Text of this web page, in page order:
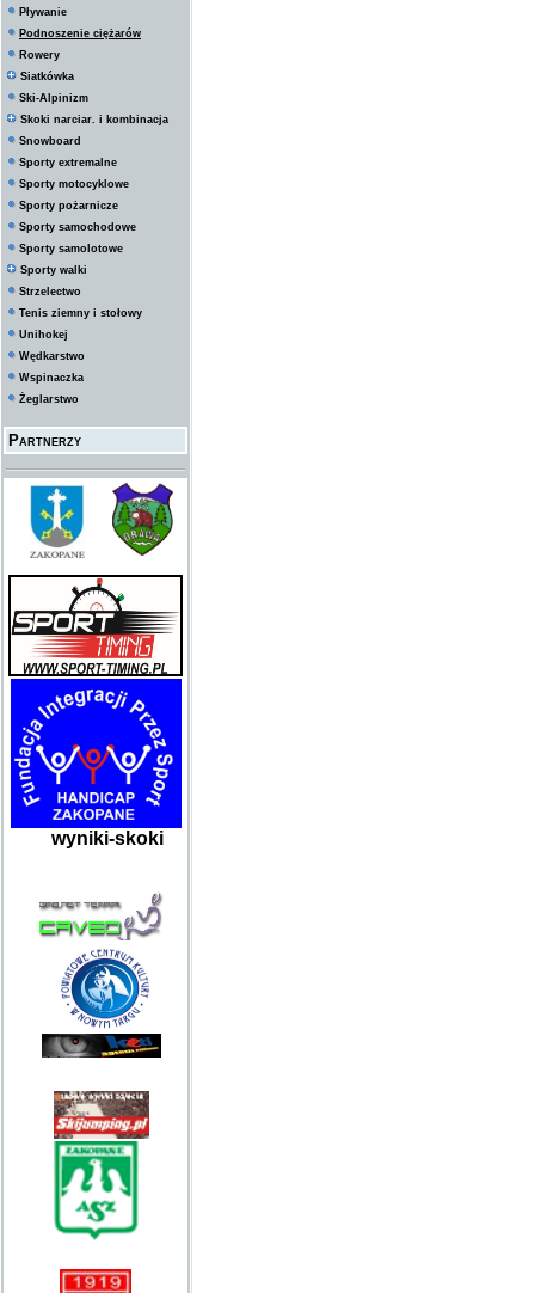
Pływanie
Podnoszenie ciężarów
Rowery
Siatkówka
Ski-Alpinizm
Skoki narciar. i kombinacja
Snowboard
Sporty extremalne
Sporty motocyklowe
Sporty pożarnicze
Sporty samochodowe
Sporty samolotowe
Sporty walki
Strzelectwo
Tenis ziemny i stołowy
Unihokej
Wędkarstwo
Wspinaczka
Żeglarstwo
Partnerzy
wyniki-skoki